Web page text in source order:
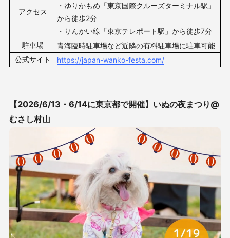
アクセス
・ゆりかもめ「東京国際クルーズターミナル駅」
から徒歩2分
・りんかい線「東京テレポート駅」から徒歩7分
駐車場
青海臨時駐車場など近隣の有料駐車場に駐車可能
公式サイト
https://japan-wanko-festa.com/
【2026/6/13・6/14に東京都で開催】 いぬの夜まつり@
むさし村山